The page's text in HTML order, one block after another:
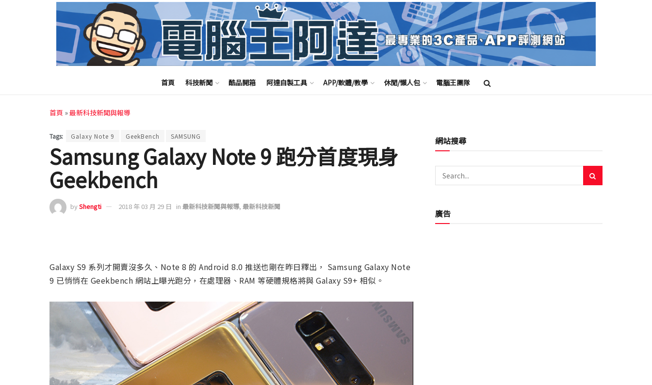
首頁 科技新聞 酷品開箱 阿達自製工具 APP/軟體/教學 休閒/懶人包 電腦王團隊
首頁 »最新科技新聞與報導
Tags: Galaxy Note 9 GeekBench SAMSUNG
Samsung Galaxy Note 9 跑分首度現身
Geekbench
byShengti 2018 年 03 月 29 日 in 最新科技新聞與報導, 最新科技新聞
Galaxy S9 系列才開賣沒多久、Note 8 的 Android 8.0 推送也剛在昨日釋出， Samsung Galaxy Note
9 已悄悄在 Geekbench 網站上曝光跑分，在處理器、RAM 等硬體規格將與 Galaxy S9+ 相似。
網站搜尋
廣告